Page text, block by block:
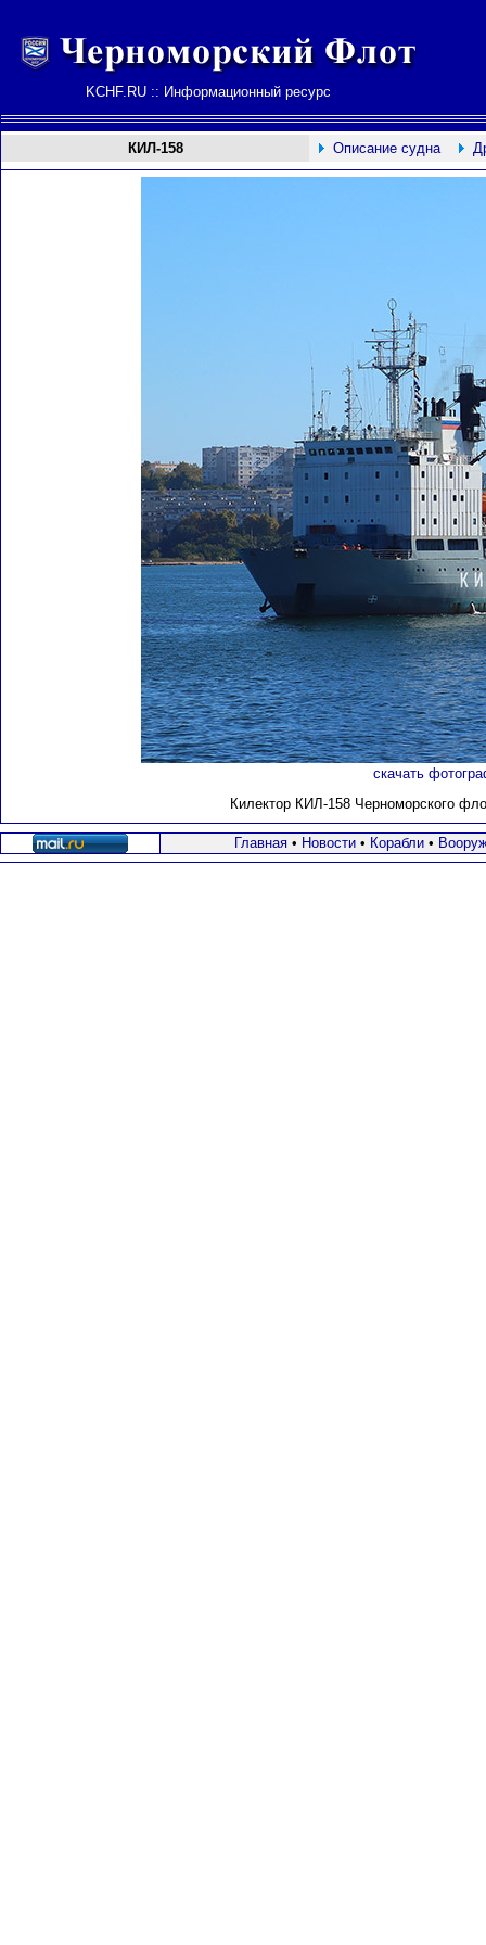
KCHF.RU :: Информационный ресурс
КИЛ-158 Описание судна
скачать
Килектор КИЛ-158 Черноморского
Главная• Новости• Корабли•